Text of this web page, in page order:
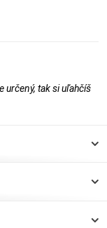
určený, tak si uľahčíš